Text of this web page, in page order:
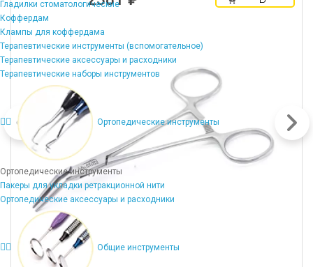
Гладилки стоматологические
Коффердам
Клампы для коффердама
Терапевтические инструменты (вспомогательное)
Терапевтические аксессуары и расходники
Терапевтические наборы инструментов
Ортопедические инструменты
Ортопедические инструменты
Пакеры для укладки ретракционной нити
Ортопедические аксессуары и расходники
Общие инструменты